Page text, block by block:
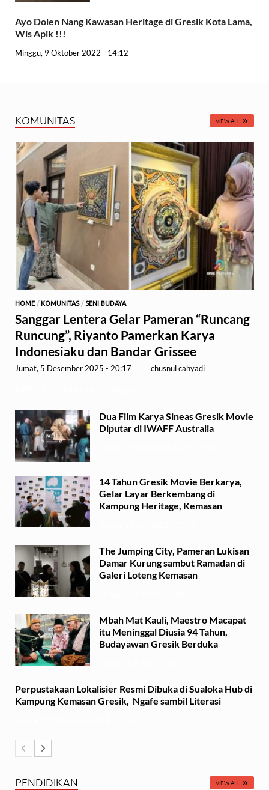
Ayo Dolen Nang Kawasan Heritage di Gresik Kota Lama,
Wis Apik !!!
Minggu, 9 Oktober 2022 - 14:12
KOMUNITAS VIEW ALL
HOME / KOMUNITAS/ SENI BUDAYA
Sanggar Lentera Gelar Pameran “Runcang
Runcung”, Riyanto Pamerkan Karya
Indonesiaku dan Bandar Grissee
Jumat, 5 Desember 2025 - 20:17 chusnul cahyadi
Dua Film Karya Sineas Gresik Movie
Diputar di IWAFF Australia
14 Tahun Gresik Movie Berkarya,
Gelar Layar Berkembang di
Kampung Heritage, Kemasan
The Jumping City, Pameran Lukisan
Damar Kurung sambut Ramadan di
Galeri Loteng Kemasan
Mbah Mat Kauli, Maestro Macapat
itu Meninggal Diusia 94 Tahun,
Budayawan Gresik Berduka
Perpustakaan Lokalisier Resmi Dibuka di Sualoka Hub di
Kampung Kemasan Gresik, Ngafe sambil Literasi
PENDIDIKAN VIEW ALL